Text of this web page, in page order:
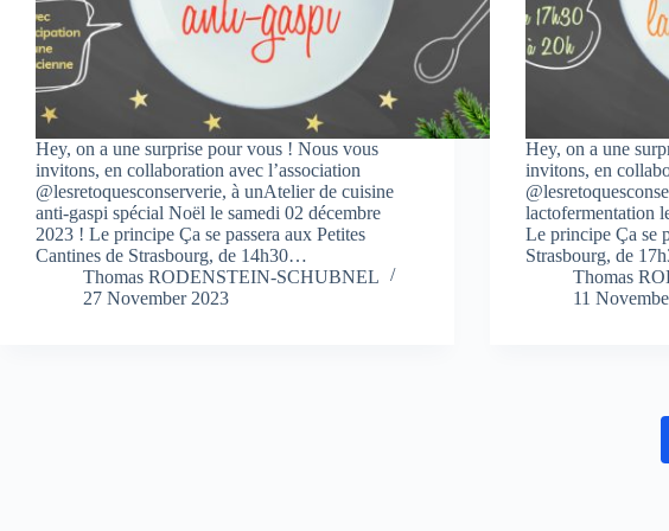
Hey, on a une surprise pour vous ! Nous vous
invitons, en collaboration avec l’association
@lesretoquesconserverie, à unAtelier de cuisine
anti-gaspi spécial Noël le samedi 02 décembre
2023 ! Le principe Ça se passera aux Petites
Cantines de Strasbourg, de 14h30…
Thomas RODENSTEIN-SCHUBNEL
27 November 2023
Hey, on a une
invitons, en
lactofermentation
Le principe Ça se
Strasbourg, de
Thomas
11